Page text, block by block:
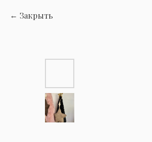
Закрыть